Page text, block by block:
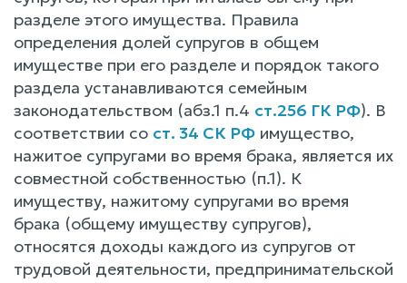
разделе этого имущества. Правила
определения долей супругов в общем
имуществе при его разделе и порядок такого
раздела устанавливаются семейным
законодательством (абз.1 п.4 ст.256 ГК РФ). B
соответствии co ст. 34 СК РФ имущество,
нажитое супругами во время брака, является их
совместной собственностью (п.1). К
имуществу, нажитому супругами во время
брака (общему имуществу супругов),
относятся доходы каждого из супругов от
трудовой деятельности, предпринимательской